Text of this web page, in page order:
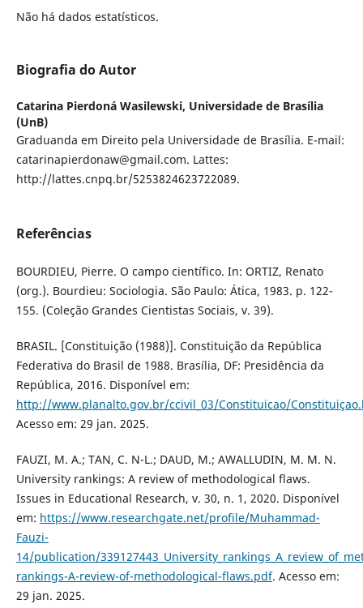
Não há dados estatísticos.
Biografia do Autor
Catarina Pierdoná Wasilewski, Universidade de Brasília
(UnB)
Graduanda em Direito pela Universidade de Brasília. E-mail:
catarinapierdonaw@gmail.com. Lattes:
http://lattes.cnpq.br/5253824623722089.
Referências
BOURDIEU, Pierre. O campo científico. In: ORTIZ, Renato
(org.). Bourdieu: Sociologia. São Paulo: Ática, 1983. p. 122-
155. (Coleção Grandes Cientistas Sociais, v. 39).
BRASIL. [Constituição (1988)]. Constituição da República
Federativa do Brasil de 1988. Brasília, DF: Presidência da
República, 2016. Disponível em:
http://www.planalto.gov.br/ccivil_03/Constituicao/
Acesso em: 29 jan. 2025.
FAUZI, M. A.; TAN, C. N-L.; DAUD, M.; AWALLUDIN, M. M. N.
University rankings: A review of methodological flaws.
Issues in Educational Research, v. 30, n. 1, 2020. Disponível
em: https://www.researchgate.net/profile/Muhammad-
Fauzi-
14/publication/
rankings-A-review-of-methodological-flaws.pdf. Acesso em:
29 jan. 2025.